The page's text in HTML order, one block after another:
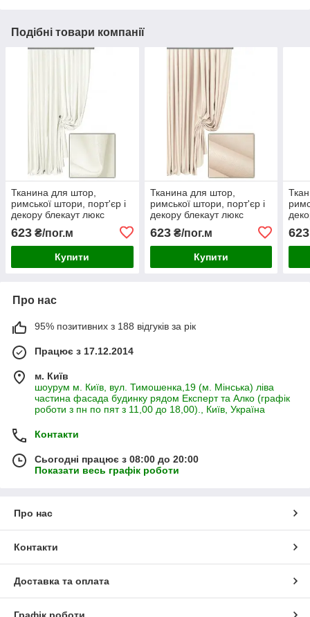
Подібні товари компанії
Тканина для штор,
римської штори, порт'єр і
декору блекаут люкс
623 ₴/пог.м
Купити
Тканина для штор,
римської штори, порт'єр і
декору блекаут люкс
623₴/пог.м
Купити
623
Про нас
95% позитивних з 188 відгуків за рік
Працює з 17.12.2014
м. Київ
шоурум м. Київ, вул. Тимошенка,19 (м. Мінська) ліва
частина фасада будинку рядом Експерт та Алко (графік
роботи з пн по пят з 11,00 до 18,00)., Київ, Україна
Контакти
Сьогодні працює з 08:00 до 20:00
Показати весь графік роботи
Про нас
Контакти
Доставка та оплата